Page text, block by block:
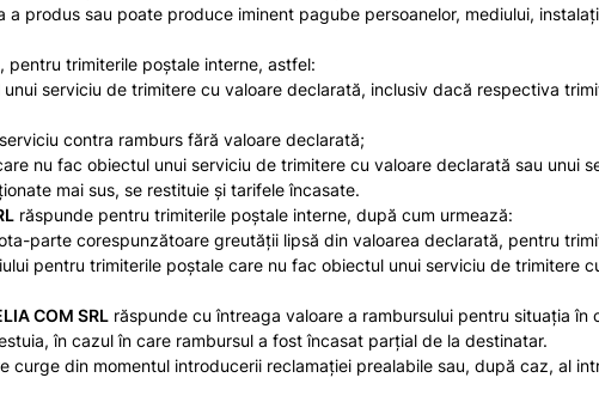
produs sau poate produce iminent pagube persoanelor, mediului,
trimiterile poştale interne, astfel:
serviciu de trimitere cu valoare declarată, inclusiv dacă respectiva
contra ramburs fără valoare declarată;
nu fac obiectul unui serviciu de trimitere cu valoare declarată sau unui
mai sus, se restituie şi tarifele încasate.
răspunde pentru trimiterile poştale interne, după cum urmează:
parte corespunzătoare greutăţii lipsă din valoarea declarată, pentru
pentru trimiterile poştale care nu fac obiectul unui serviciu de trimitere
COM SRL răspunde cu întreaga valoare a rambursului pentru situația
în cazul în care rambursul a fost încasat parțial de la destinatar.
din momentul introducerii reclamaţiei prealabile sau, după caz, al